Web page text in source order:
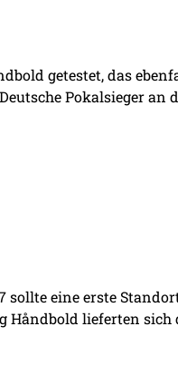
getestet, das
Pokalsieger an
sollte eine erste
Håndbold lieferten sich